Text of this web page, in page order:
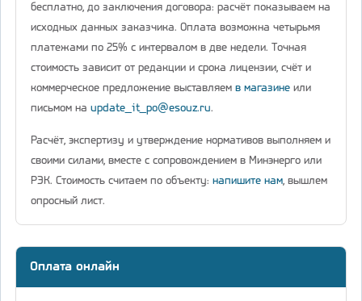
бесплатно, до заключения договора: расчёт показываем на
исходных данных заказчика. Оплата возможна четырьмя
платежами по 25% с интервалом в две недели. Точная
стоимость зависит от редакции и срока лицензии, счёт и
коммерческое предложение выставляем в магазине или
письмом на update_it_po@esouz.ru.
Расчёт, экспертизу и утверждение нормативов выполняем и
своими силами, вместе с сопровождением в Минэнерго или
РЭК. Стоимость считаем по объекту: напишите нам, вышлем
опросный лист.
Оплата онлайн